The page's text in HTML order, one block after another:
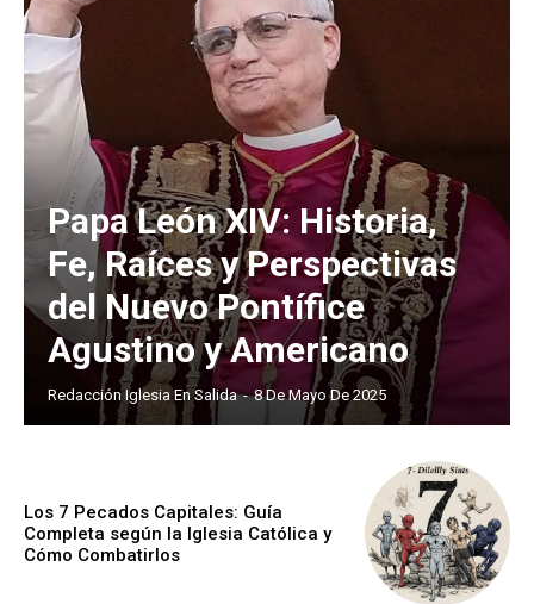
Papa León XIV: Historia,
Fe, Raíces y Perspectivas
del Nuevo Pontífice
Agustino y Americano
Redacción Iglesia En Salida - 8 De Mayo De 2025
Los 7 Pecados Capitales: Guía
Completa según la Iglesia Católica y
Cómo Combatirlos